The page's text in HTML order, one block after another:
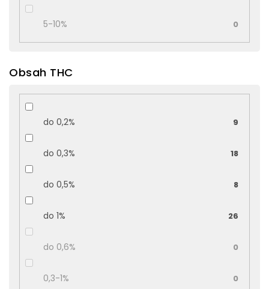
5-10% 0
Obsah THC
do 0,2% 9
do 0,3% 18
do 0,5% 8
do 1% 26
do 0,6% 0
0,3-1% 0